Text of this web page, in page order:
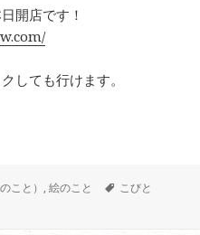
日開店です！
しても行けます。
す！
こと）,絵のこと
タ
こびと